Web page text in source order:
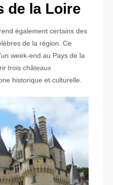
de la Loire
également certains des
de la région. Ce
week-end au Pays de la
trois châteaux
historique et culturelle.